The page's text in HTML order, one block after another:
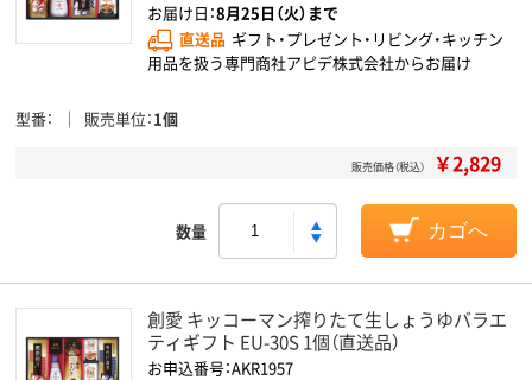
お届け日：8月25日（火）まで
直送品 ギフト・プレゼント・リビング・キッチン
用品を扱う専門商社アピデ株式会社からお届け
型番 販売単位 1個
販売価格（税込） ￥2,829
数量 カゴへ
創愛 キッコーマン搾りたて生しょうゆバラエ
ティギフト EU-30S 1個（直送品）
お申込番号：AKR1957